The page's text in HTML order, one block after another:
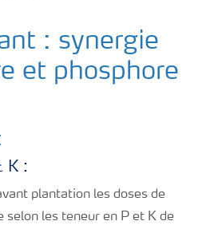
: synergie
et phosphore
K :
plantation les doses de
selon les teneur en P et K de